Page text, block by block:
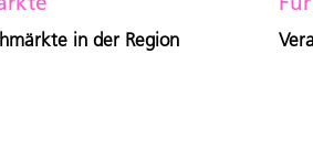
in der Region